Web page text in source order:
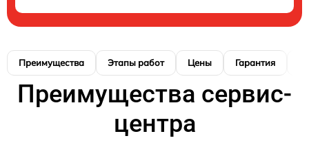
Преимущества Этапы работ Цены Гарантия
Преимущества сервис-
центра